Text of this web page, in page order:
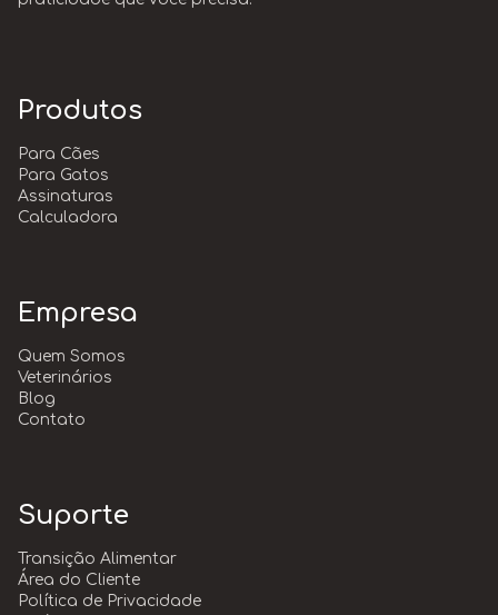
Assinatura
Produtos
Para Cães
Para Gatos
Assinaturas
Calculadora
Empresa
Quem Somos
Veterinários
Blog
Contato
Suporte
Transição Alimentar
Área do Cliente
Política de Privacidade